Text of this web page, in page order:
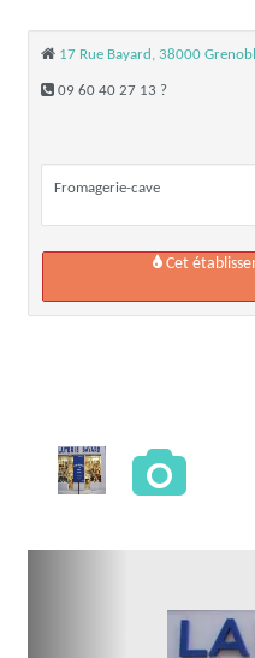
17 Rue Bayard, 38000
09 60 40 27 13 ?
Fromagerie-cave
Cet